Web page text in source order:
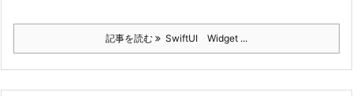
記事を読む SwiftUI Widget ...